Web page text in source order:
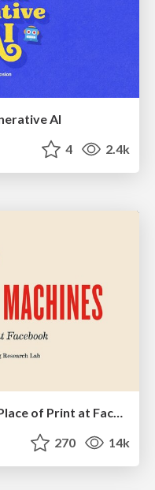
AI
4 2.4k
Imperfection Machines: The Place of Print at Facebook
270 14k